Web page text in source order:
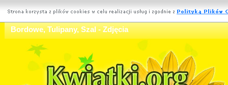
Bordowe, Tulipany, Szal - Zdjęcia